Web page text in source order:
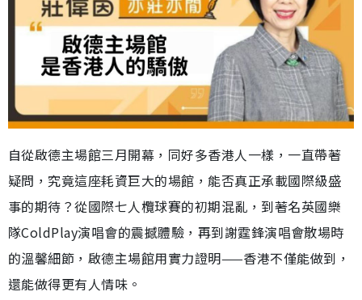
自從啟德主場館三月開幕，同好多香港人一樣，一直帶著
疑問，究竟這座耗資巨大的場館，能否真正承載國際級盛
事的期待？從國際七人欖球賽的初期混亂，到著名英國樂
隊ColdPlay演唱會的震撼體驗，再到謝霆鋒演唱會散場時
的溫馨細節，啟德主場館用實力證明——香港不僅能做到，
還能做得更有人情味。